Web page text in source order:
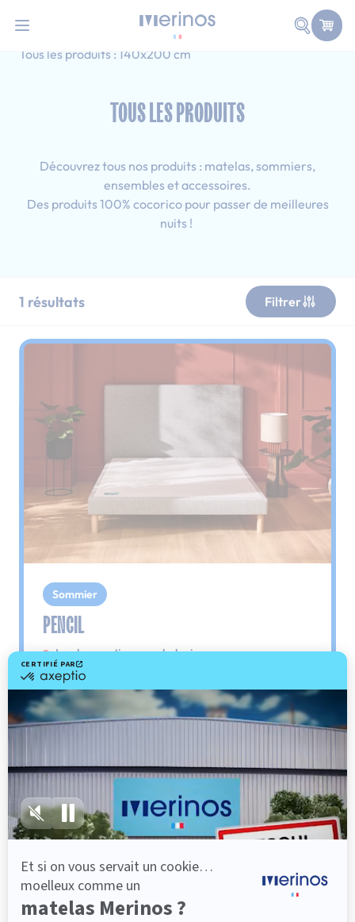
Faire
Accueil
Adulte
Tous les produits : 140x200 cm
TOUS LES PRODUITS
Découvrez tous nos produits : matelas, sommiers,
ensembles et accessoires.
Des produits 100% cocorico pour passer de meilleures
nuits !
1 résultats Filtrer
Sommier
PENCIL
Le plus : soutien morphologique
Grâce à ses 3 zones de confort, le sommier
Pencil vous assure tout son soutien. Avec les
épaules, le dos et le bassin qui reposent sur ses
lattes, vous évitez les douleurs au petit matin.
501,00 €
Découvrir